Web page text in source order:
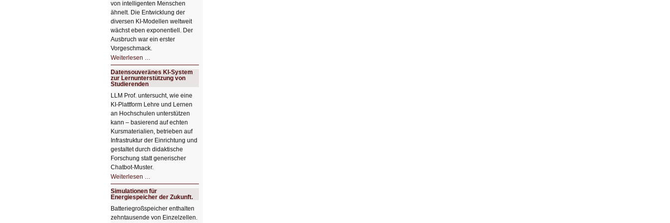
von intelligenten Menschen
ähnelt. Die Entwicklung der
diversen KI-Modellen weltweit
wächst eben exponentiell. Der
Ausbruch war ein erster
Vorgeschmack.
Weiterlesen …
Der
Ausbruch
der
KI
Datensouveränes KI-System
zur Lernunterstützung von
Studierenden
LLM Prof. untersucht, wie eine
KI‑Plattform Lehre und Lernen
an Hochschulen unterstützen
kann – basierend auf echten
Kursmaterialien, betrieben auf
Infrastruktur der Einrichtung und
gestaltet durch didaktische
Forschung statt generischer
Chatbot‑Muster.
Weiterlesen …
KI-
System
zur
Lernunterstützung
von
Studierenden
Simulationen für
Energiespeicher der Zukunft.
Batteriegroßspeicher enthalten
zehntausende von Einzelzellen.